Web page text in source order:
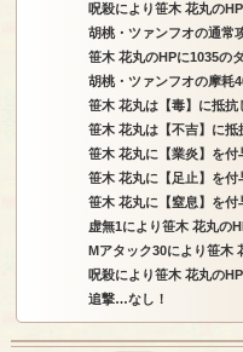
呪殺により笹木 花丸の
胡桃・ツァンフオの通常
笹木 花丸のHPに1035の
胡桃・ツァンフオの摩耗
笹木 花丸は【毒】に抵抗
笹木 花丸は【不吉】に抵
笹木 花丸に【業炎】を付
笹木 花丸に【足止】を付
笹木 花丸に【窒息】を付
虚無1により笹木 花丸の
Mアタック30により笹木
呪殺により笹木 花丸の
追撃…なし！